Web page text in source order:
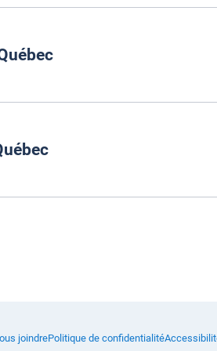
ou MRC du Québec
joindrePolitique de confidentialité